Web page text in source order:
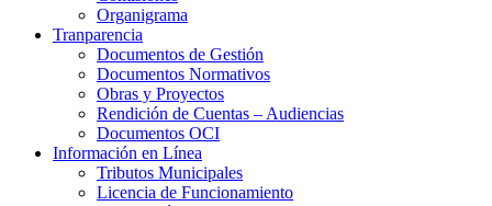
Organigrama
Tranparencia
Documentos de Gestión
Documentos Normativos
Obras y Proyectos
Rendición de Cuentas – Audiencias
Documentos OCI
Información en Línea
Tributos Municipales
Licencia de Funcionamiento